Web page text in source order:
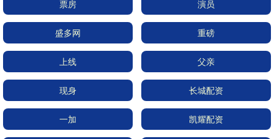
票房 演员
盛多网 重磅
上线 父亲
现身 长城配资
一加 凯耀配资